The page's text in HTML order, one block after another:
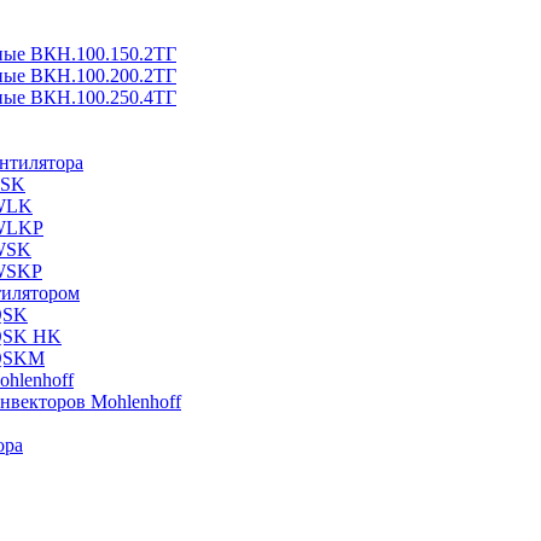
ВКН.100.150.2ТГ
ВКН.100.200.2ТГ
ВКН.100.250.4ТГ
HK
Mohlenhoff